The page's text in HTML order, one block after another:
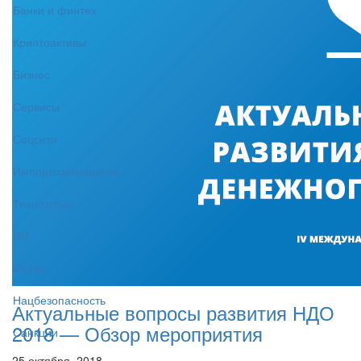
Банки и финтех
Криптоактивы
Бизнес
Сервисы
Соцсети
Связь
Нацбезопасность
Санкции
Актуальные вопросы развития НДО
2018 — Обзор мероприятия